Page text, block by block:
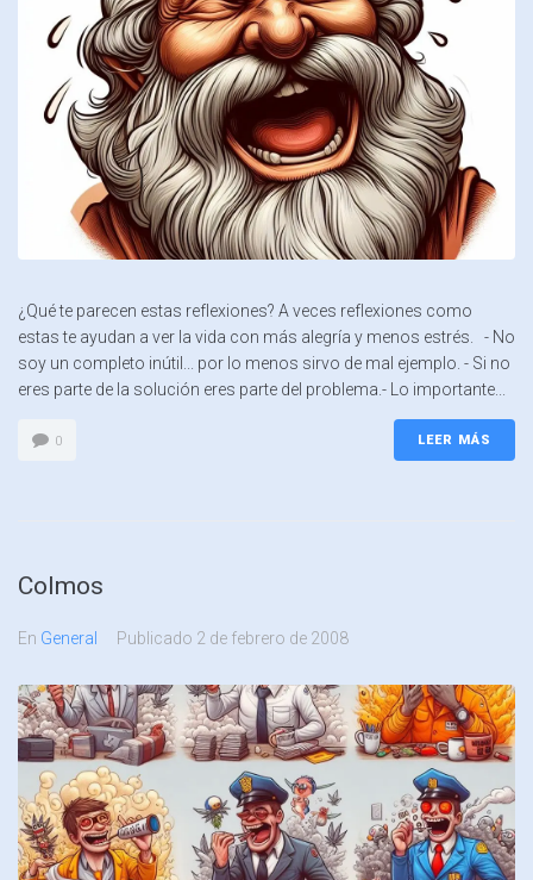
¿Qué te parecen estas reflexiones? A veces reflexiones como
estas te ayudan a ver la vida con más alegría y menos estrés. - No
soy un completo inútil... por lo menos sirvo de mal ejemplo. - Si no
eres parte de la solución eres parte del problema.- Lo importante...
0 LEER MÁS
Colmos
En General Publicado 2 de febrero de 2008